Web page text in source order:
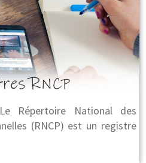
RNCP
Répertoire National des
(RNCP) est un registre